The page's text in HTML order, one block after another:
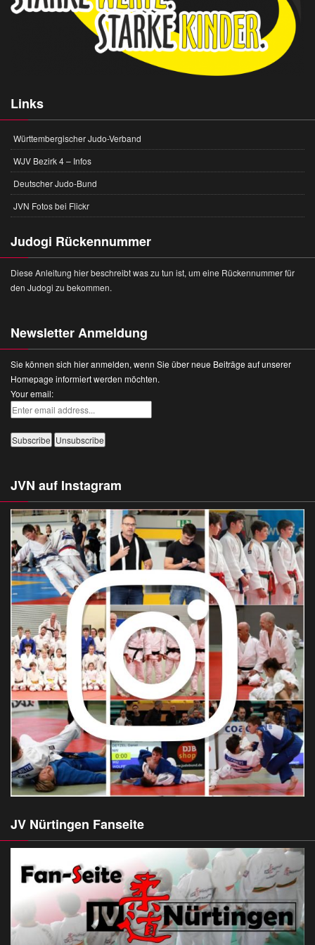
Links
Württembergischer Judo-Verband
WJV Bezirk 4 – Infos
Deutscher Judo-Bund
JVN Fotos bei Flickr
Judogi Rückennummer
Diese Anleitung hier beschreibt was zu tun ist, um eine Rückennummer für
den Judogi zu bekommen.
Newsletter Anmeldung
Sie können sich hier anmelden, wenn Sie über neue Beiträge auf unserer
Homepage informiert werden möchten.
Your email:
JVN auf Instagram
JV Nürtingen Fanseite